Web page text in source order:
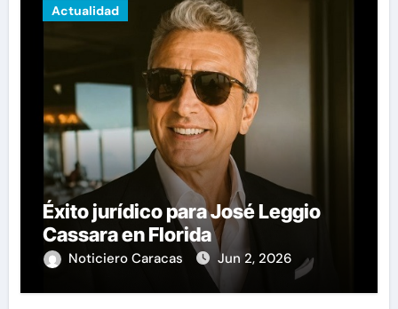
Actualidad
Éxito jurídico para José Leggio
Cassara en Florida
Noticiero Caracas Jun 2, 2026